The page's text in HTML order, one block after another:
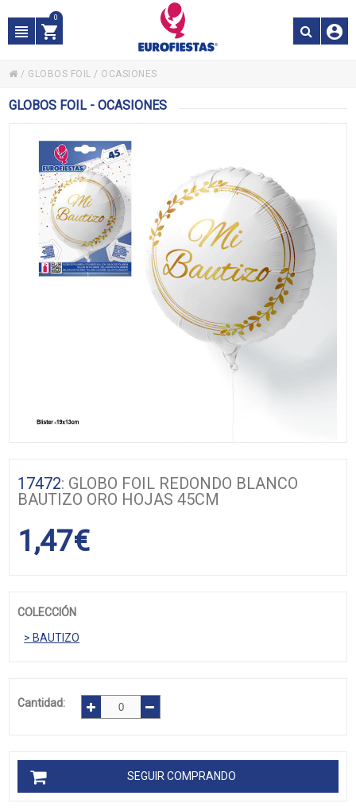
0
/ GLOBOS FOIL / OCASIONES
GLOBOS FOIL - OCASIONES
17472: GLOBO FOIL REDONDO BLANCO
BAUTIZO ORO HOJAS 45CM
1,47€
COLECCIÓN
> BAUTIZO
Cantidad:
SEGUIR COMPRANDO